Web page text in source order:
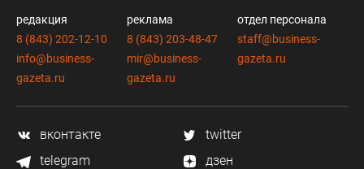
редакция
8 (843) 202-12-10
info@business-
gazeta.ru
реклама
8 (843) 203-48-47
mir@business-
gazeta.ru
отдел персонала
staff@business-
gazeta.ru
вконтакте
twitter
telegram
дзен